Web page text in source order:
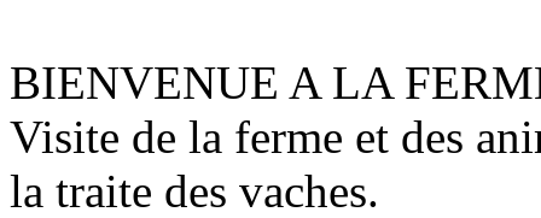
BIENVENUE A LA
Visite de la ferme et des
la traite des vaches.